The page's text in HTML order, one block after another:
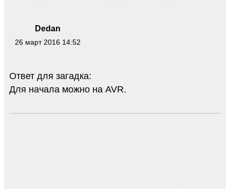
Dedan
26 март 2016 14:52
Ответ для загадка:
Для начала можно на AVR.